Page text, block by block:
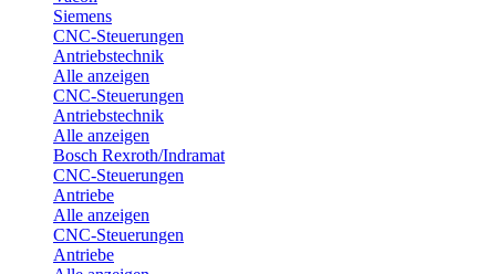
Siemens
CNC-Steuerungen
Antriebstechnik
Alle anzeigen
CNC-Steuerungen
Antriebstechnik
Alle anzeigen
Bosch Rexroth/Indramat
CNC-Steuerungen
Antriebe
Alle anzeigen
CNC-Steuerungen
Antriebe